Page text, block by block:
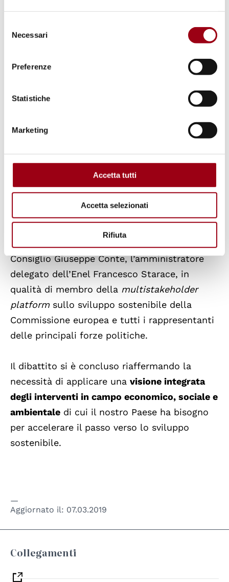
delNecessari
Preferenze
Statistiche
Marketing
Accetta tutti
Accetta selezionati
Rifiuta
possiede un elevato titolo di studio (contro il
Il Presidente dell’ASviS e della Fondazione
Unipolis, Pierluigi Stefanini, ha dichiarato: “Da
necessità di un
sensibilizzazione e informazione dell’opinione
pubblica per riuscire a cogliere quei, sia pur
lievi, segnali di miglioramento e rafforzare
ancora in difficoltà”.
della Camera Roberto Fico, il presidente del
Consiglio Giuseppe Conte, l’amministratore
delegato dell’Enel Francesco Starace, in
qualità di membro della multistakeholder
platformsullo sviluppo sostenibile della
Commissione europea e tutti i rappresentanti
delle principali forze politiche.
Il dibattito si è concluso riaffermando la
necessità di applicare una visione integrata
degli interventi in campo economico, sociale e
ambientale di cui il nostro Paese ha bisogno
per accelerare il passo verso lo sviluppo
sostenibile.
Aggiornato il: 07.03.2019
Collegamenti